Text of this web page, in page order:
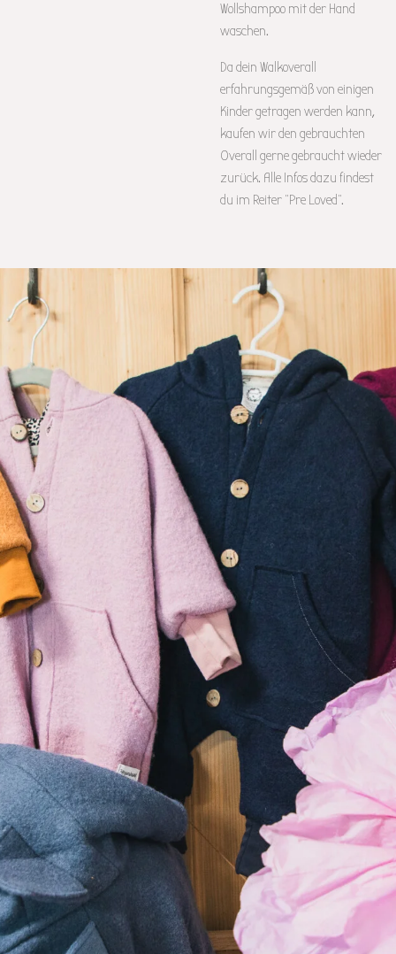
Wollshampoo mit der Hand
waschen.
Da dein Walkoverall
erfahrungsgemäß von einigen
Kinder getragen werden kann,
kaufen wir den gebrauchten
Overall gerne gebraucht wieder
zurück. Alle Infos dazu findest
du im Reiter "Pre Loved".